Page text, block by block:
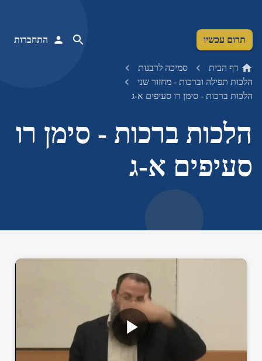
תרום עכשיו התחברות
דף הבית
סמיכה לרבנות
הלכות תפילה וברכות - מחזור שני
הלכות ברכות - סימן רו סעיפים א-ג
הלכות ברכות - סימן רו
סעיפים א-ג